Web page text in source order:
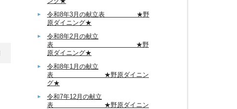
令和8年3月の献立表 ★野
原ダイニング★
令和8年2月の献立
表 ★野
原ダイニング★
令和8年1月の献立
表 ★野原ダイニン
グ★
令和7年12月の献立
表 ★野原ダイニン